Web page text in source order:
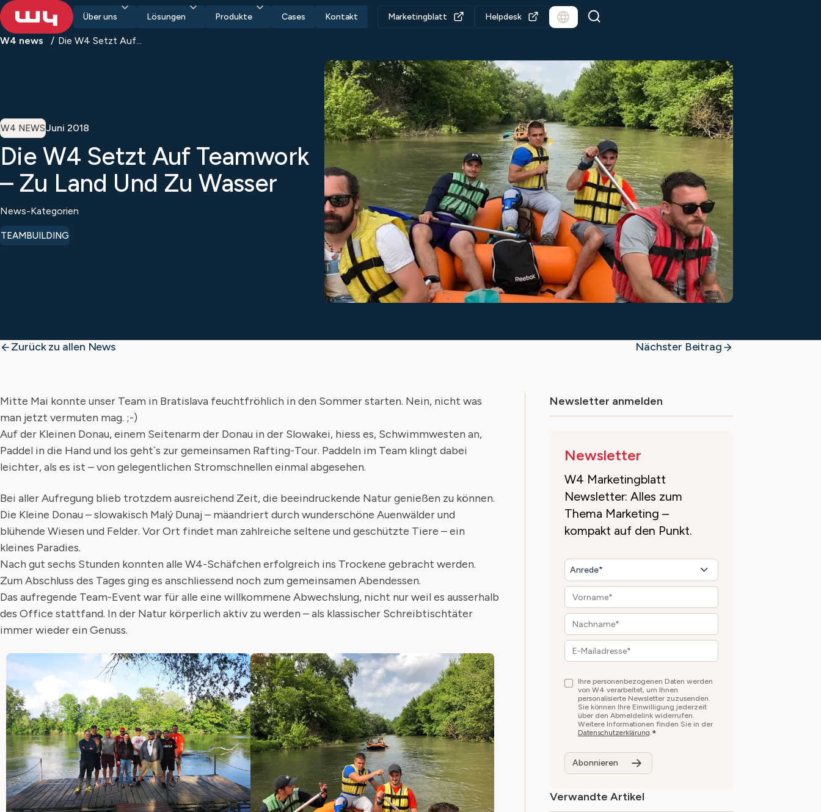
Über uns Lösungen Produkte Cases Kontakt Marketingblatt Helpdesk
W4 news Die W4 Setzt Auf...
W4 NEWSJuni 2018
Die W4 Setzt Auf Teamwork
– Zu Land Und Zu Wasser
News-Kategorien
TEAMBUILDING
Zurück zu allen News Nächster Beitrag
Mitte Mai konnte unser Team in Bratislava feuchtfröhlich in den Sommer starten. Nein, nicht was
man jetzt vermuten mag. ;-)
Auf der Kleinen Donau, einem Seitenarm der Donau in der Slowakei, hiess es, Schwimmwesten an,
Paddel in die Hand und los geht`s zur gemeinsamen Rafting-Tour. Paddeln im Team klingt dabei
leichter, als es ist – von gelegentlichen Stromschnellen einmal abgesehen.
Bei aller Aufregung blieb trotzdem ausreichend Zeit, die beeindruckende Natur genießen zu können.
Die Kleine Donau – slowakisch Malý Dunaj – mäandriert durch wunderschöne Auenwälder und
blühende Wiesen und Felder. Vor Ort findet man zahlreiche seltene und geschützte Tiere – ein
kleines Paradies.
Nach gut sechs Stunden konnten alle W4-Schäfchen erfolgreich ins Trockene gebracht werden.
Zum Abschluss des Tages ging es anschliessend noch zum gemeinsamen Abendessen.
Das aufregende Team-Event war für alle eine willkommene Abwechslung, nicht nur weil es ausserhalb
des Office stattfand. In der Natur körperlich aktiv zu werden – als klassischer Schreibtischtäter
immer wieder ein Genuss.
Newsletter anmelden
Newsletter
W4 Marketingblatt
Newsletter: Alles zum
Thema Marketing –
kompakt auf den Punkt.
Anrede*
Ihre personenbezogenen Daten werden
von W4 verarbeitet, um Ihnen
personalisierte Newsletter zuzusenden.
Sie können Ihre Einwilligung jederzeit
über den Abmeldelink widerrufen.
Weitere Informationen finden Sie in der
Datenschutzerklärung.*
Verwandte Artikel